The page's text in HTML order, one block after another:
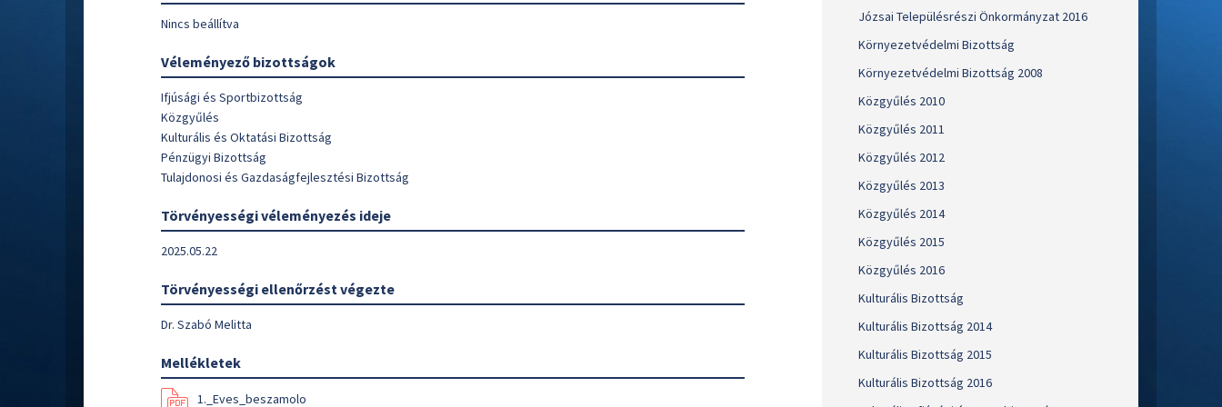
Nincs beállítva
Véleményező bizottságok
Ifjúsági és Sportbizottság
Közgyűlés
Kulturális és Oktatási Bizottság
Pénzügyi Bizottság
Tulajdonosi és Gazdaságfejlesztési Bizottság
Törvényességi véleményezés ideje
2025.05.22
Törvényességi ellenőrzést végezte
Dr. Szabó Melitta
Mellékletek
1._Eves_beszamolo
Józsai Településrészi Önkormányzat 2016
Környezetvédelmi Bizottság
Környezetvédelmi Bizottság 2008
Közgyűlés 2010
Közgyűlés 2011
Közgyűlés 2012
Közgyűlés 2013
Közgyűlés 2014
Közgyűlés 2015
Közgyűlés 2016
Kulturális Bizottság
Kulturális Bizottság 2014
Kulturális Bizottság 2015
Kulturális Bizottság 2016